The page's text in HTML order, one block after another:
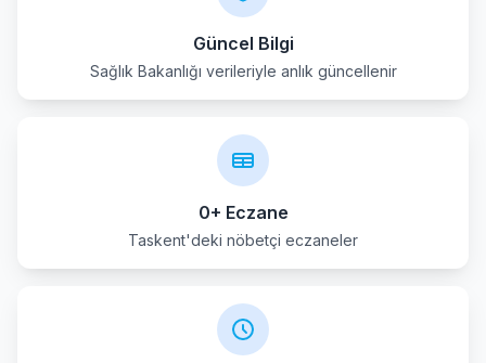
Güncel Bilgi
Sağlık Bakanlığı verileriyle anlık güncellenir
0+ Eczane
Taskent'deki nöbetçi eczaneler